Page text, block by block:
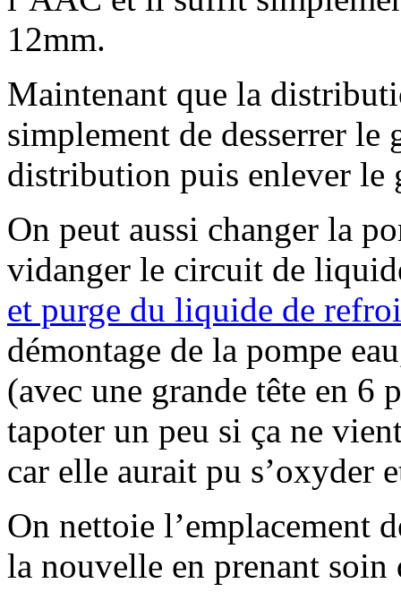
12mm.
Maintenant que la
simplement de desserrer
distribution puis enlever le
On peut aussi changer la
vidanger le circuit de
et purge du liquide de
démontage de la pompe
(avec une grande tête en 6
tapoter un peu si ça ne
car elle aurait pu s’oxyder
On nettoie l’emplacement
la nouvelle en prenant